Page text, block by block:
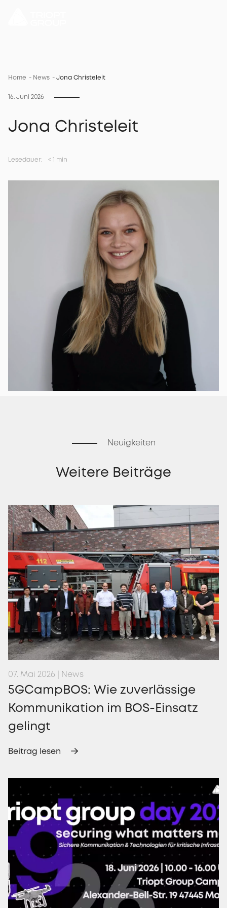
Home News Jona Christeleit
16. Juni 2026
Jona Christeleit
Lesedauer: <1 min
Neuigkeiten
Weitere Beiträge
07. Mai 2026 | News
5GCampBOS: Wie zuverlässige
Kommunikation im BOS-Einsatz
gelingt
Beitrag lesen